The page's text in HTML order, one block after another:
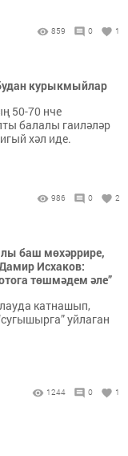
859 0 1
курыкмыйлар
50-70 нче
балалы гаиләләр
хәл иде.
986 0 2
баш мөхәррире,
Исхаков:
төшмәдем әле”
катнашып,
уйлаган
1244 0 1